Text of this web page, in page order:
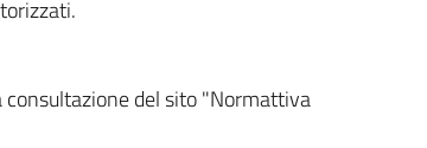
del sito "Normattiva